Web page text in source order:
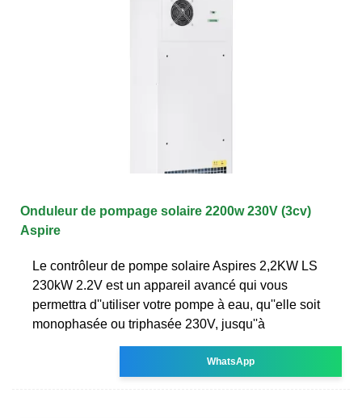
Onduleur de pompage solaire 2200w 230V (3cv)
Aspire
Le contrôleur de pompe solaire Aspires 2,2KW LS
230kW 2.2V est un appareil avancé qui vous
permettra d''utiliser votre pompe à eau, qu''elle soit
monophasée ou triphasée 230V, jusqu''à
WhatsApp